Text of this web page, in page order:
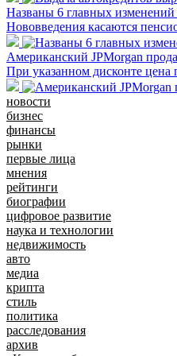
Названы 6 главных
Нововведения касаются
Американский JPMorgan
При указанном дисконте цена
новости
бизнес
финансы
рынки
первые лица
мнения
рейтинги
биографии
цифровое развитие
наука и технологии
недвижимость
авто
медиа
крипта
стиль
политика
расследования
архив